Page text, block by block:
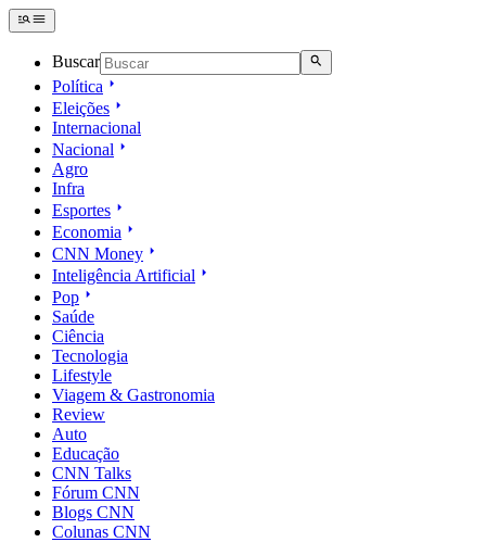
Buscar
Política
Eleições
Internacional
Nacional
Agro
Infra
Esportes
Economia
CNN Money
Inteligência Artificial
Pop
Saúde
Ciência
Tecnologia
Lifestyle
Viagem & Gastronomia
Review
Auto
Educação
CNN Talks
Fórum CNN
Blogs CNN
Colunas CNN